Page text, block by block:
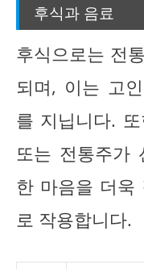
후식과 음료
후식으로는 전
되며, 이는 고
를 지닙니다.
또는 전통주가
한 마음을 더욱
로 작용합니다.